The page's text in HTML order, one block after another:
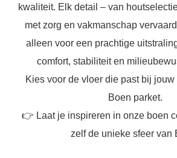
kwaliteit. Elk detail – van
met zorg en vakmanschap
alleen voor een prachtige
comfort, stabiliteit en
Kies voor de vloer die past bij
Boen parket.
👉 Laat je inspireren in onze boen
zelf de unieke sfeer van